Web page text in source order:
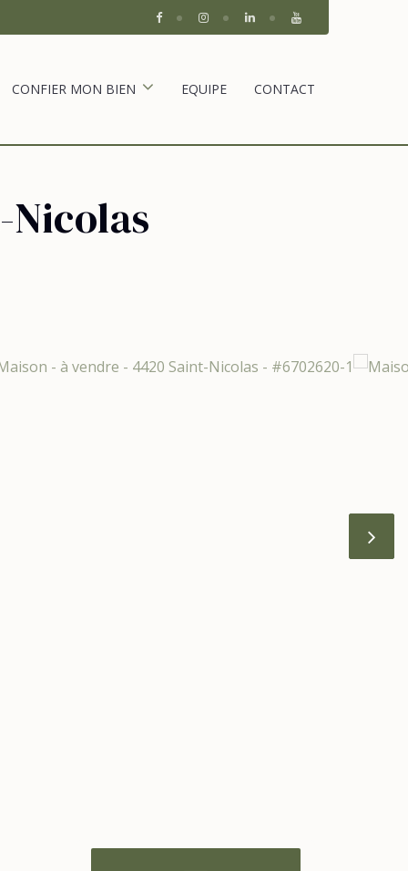
CONFIER MON BIEN EQUIPE CONTACT
Nicolas